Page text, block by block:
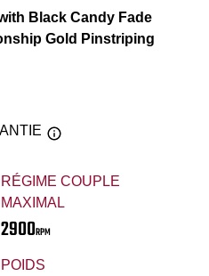
RÉGIME COUPLE
MAXIMAL
2900RPM
POIDS
Black Candy Fade
Gold Pinstriping